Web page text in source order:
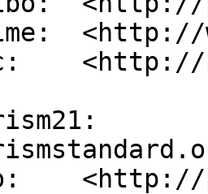
<http://
<http://